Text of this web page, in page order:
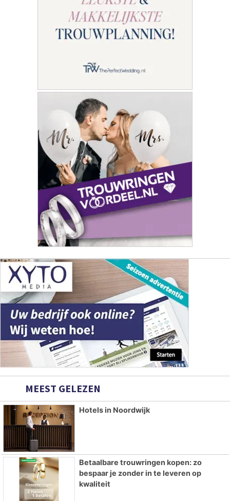
MEEST GELEZEN
Hotels in Noordwijk
Betaalbare trouwringen kopen: zo
bespaar je zonder in te leveren op
kwaliteit